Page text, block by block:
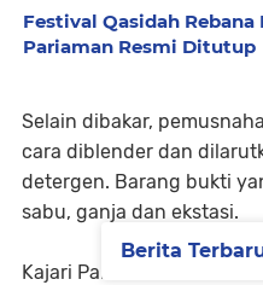
Festival Qasidah
Pariaman Resmi Ditutup
Selain dibakar,
cara diblender dan
detergen. Barang bukti
sabu, ganja dan ekstasi.
Kajari Pariaman Efrianto
Berita